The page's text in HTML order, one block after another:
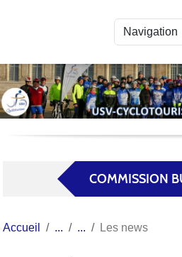
COMMISSION
Accueil Les news